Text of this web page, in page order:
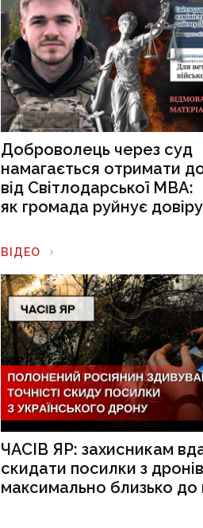
Доброволець через суд
намагається отримати
від Світлодарської МВА:
як громада руйнує
ВІДЕО
ЧАСІВ ЯР: захисникам
скидати посилки з дронів
максимально близько до